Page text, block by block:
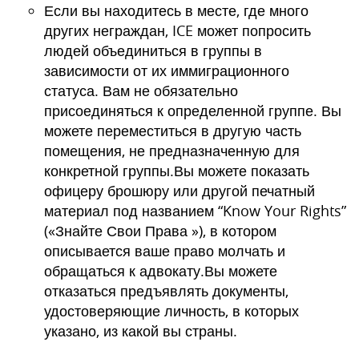
Если вы находитесь в месте, где много
других неграждан, ICE может попросить
людей объединиться в группы в
зависимости от их иммиграционного
статуса. Вам не обязательно
присоединяться к определенной группе. Вы
можете переместиться в другую часть
помещения, не предназначенную для
конкретной группы.Вы можете показать
офицеру брошюру или другой печатный
материал под названием “Know Your Rights”
(«Знайте Свои Права »), в котором
описывается ваше право молчать и
обращаться к адвокату.Вы можете
отказаться предъявлять документы,
удостоверяющие личность, в которых
указано, из какой вы страны.